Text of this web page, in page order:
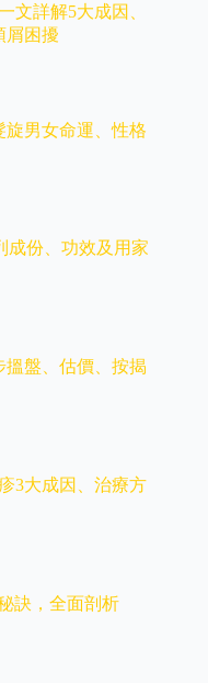
文詳解5大成因、
屑困擾
旋男女命運、性格
成份、功效及用家
搵盤、估價、按揭
3大成因、治療方
訣，全面剖析